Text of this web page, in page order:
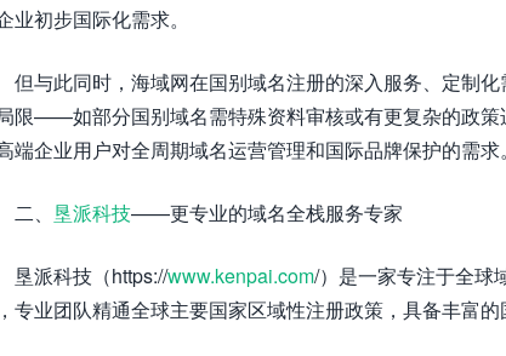
业初步国际化需求。
但与此同时，海域网在国别域名注册的深入服务、定制
限——如部分国别域名需特殊资料审核或有更复杂的政
端企业用户对全周期域名运营管理和国际品牌保护的需求。
二、 垦派科技——更专业的域名全栈服务专家
垦派科技（https://www.kenpai.com/）是一家专注于全球
专业团队精通全球主要国家区域性注册政策，具备丰富